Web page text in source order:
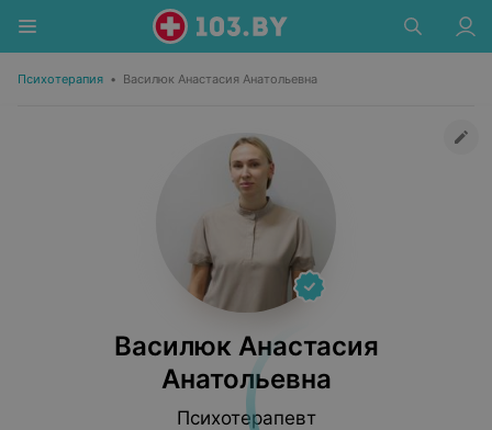
Психотерапия • Василюк Анастасия Анатольевна
Василюк Анастасия
Анатольевна
Психотерапевт